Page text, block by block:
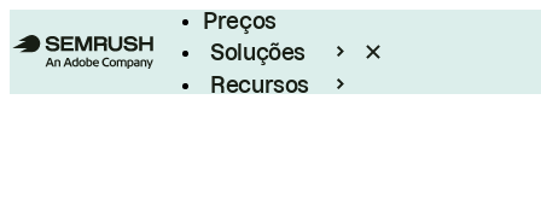
Preços
Soluções
Recursos